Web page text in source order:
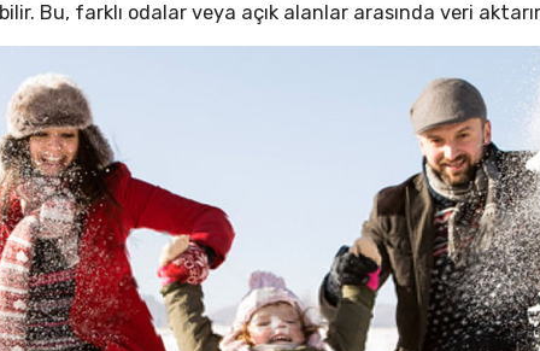
Bu, farklı odalar veya açık alanlar arasında veri